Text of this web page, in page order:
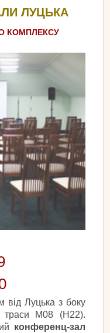
ЛУЦЬКА
КОМПЛЕКСУ
від Луцька з боку
траси М08 (Н22).
конференц-зал